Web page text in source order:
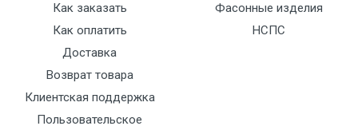
Как заказать
Как оплатить
Доставка
Возврат товара
Клиентская поддержка
Пользовательское
Фасонные изделия
НСПС